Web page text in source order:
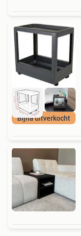
Bijna uitverkocht